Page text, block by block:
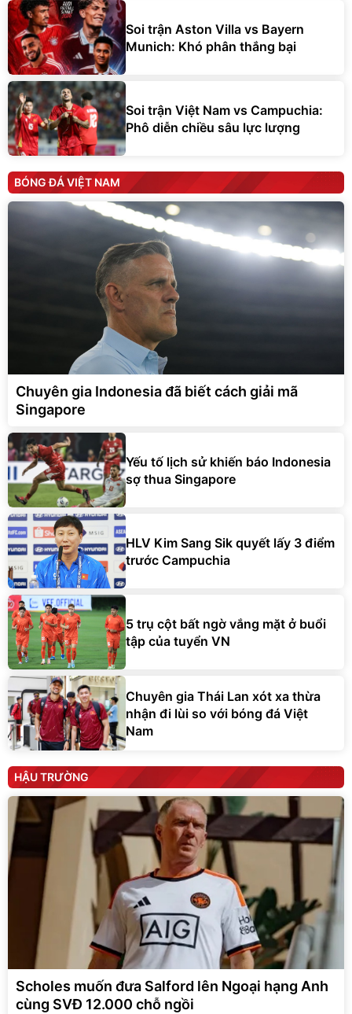
Soi trận Aston Villa vs Bayern
Munich: Khó phân thắng bại
Soi trận Việt Nam vs Campuchia:
Phô diễn chiều sâu lực lượng
BÓNG ĐÁ VIỆT NAM
Chuyên gia Indonesia đã biết cách giải mã
Singapore
Yếu tố lịch sử khiến báo Indonesia
sợ thua Singapore
HLV Kim Sang Sik quyết lấy 3 điểm
trước Campuchia
5 trụ cột bất ngờ vắng mặt ở buổi
tập của tuyển VN
Chuyên gia Thái Lan xót xa thừa
nhận đi lùi so với bóng đá Việt
Nam
HẬU TRƯỜNG
Scholes muốn đưa Salford lên Ngoại hạng Anh
cùng SVĐ 12.000 chỗ ngồi